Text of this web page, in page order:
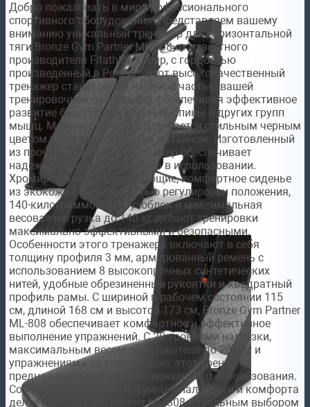
Добро пожаловать в мир профессионального
спортивного оборудования! Представляем вашему
вниманию уникальный тренажер для горизонтальной
тяги Bronze Gym Partner ML-808 от известного
производителя Fitathlon Group, с гордостью
произведенный в России. Этот высококачественный
тренажер станет неотъемлемой частью вашей
тренировочной программы, обеспечивая эффективное
развитие бицепса, предплечий, спины и других групп
мышц. Модель 2024 года отличается стильным черным
цветом и привлекательным дизайном. Изготовленный
из прочного пластика, тренажер обеспечивает
надежность и долговечность в использовании.
Хромированные направляющие, комфортное сиденье
из экокожи с возможностью регулировки положения,
140-килограммовый грузоблок и максимальная
весовая нагрузка до 140 кг делают тренировки
максимально эффективными и безопасными.
Особенности этого тренажера включают в себя
толщину профиля 3 мм, армированный ремень с
использованием 8 высокопрочных синтетических
нитей, удобные обрезиненные рукоятки и квадратный
профиль рамы. С шириной в рабочем состоянии 115
см, длиной 168 см и высотой 173 см, Bronze Gym Partner
ML-808 обеспечивает комфортное и эффективное
выполнение упражнений. С 20 уровнями нагрузки,
максимальным весом пользователя до 200 кг и
упражнениями на спину и шею, этот тренажер
предназначен для профессионального использования.
Сочетание надежности, функциональности и комфорта
делает Bronze Gym Partner ML-808 идеальным выбором